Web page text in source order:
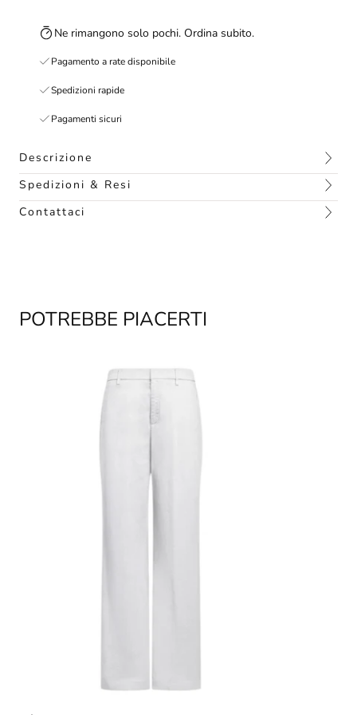
Ne rimangono solo pochi. Ordina subito.
Pagamento a rate disponibile
Spedizioni rapide
Pagamenti sicuri
Descrizione
Spedizioni & Resi
Contattaci
POTREBBE PIACERTI